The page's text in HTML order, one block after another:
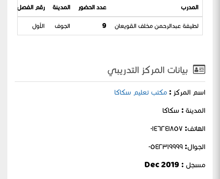
المدرب عدد الحضور المدينة رقم الفصل
لطيفة عبدالرحمن مخلف القويعان 9 الجوف الأول
بيانات المركز التدريبي
اسم المركز : مكتب تعليم سكاكا
المدينة : سكاكا
الهاتف: ٠١٤٦٢٤١٨٥٧
الجوال:
مسجل : Dec 2019